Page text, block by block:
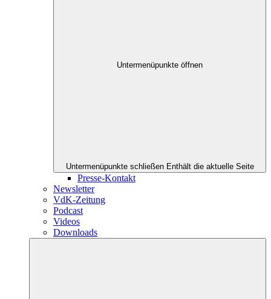
Untermenüpunkte öffnen
Untermenüpunkte schließen Enthält die aktuelle Seite
Presse-Kontakt
Newsletter
VdK-Zeitung
Podcast
Videos
Downloads